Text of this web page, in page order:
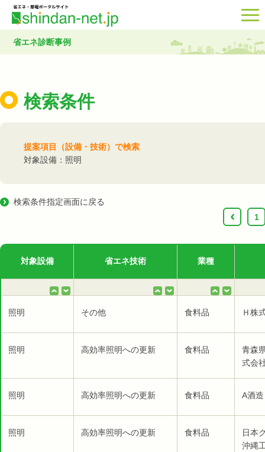
省エネ診断事例
検索条件
提案項目（設備・技術）で検索
対象設備：照明
検索条件指定画面に戻る
‹
1
対象設備 省エネ技術 業種
照明 その他 食料品 Ｈ株
照明 高効率照明への更新 食料品
青森
式会
照明 高効率照明への更新 食料品 A酒
照明 高効率照明への更新 食料品
日本
沖縄